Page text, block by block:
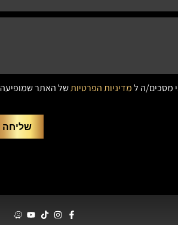
מסכים/ה למדיניות הפרטיותשל האתר שמופיעה
שליחה